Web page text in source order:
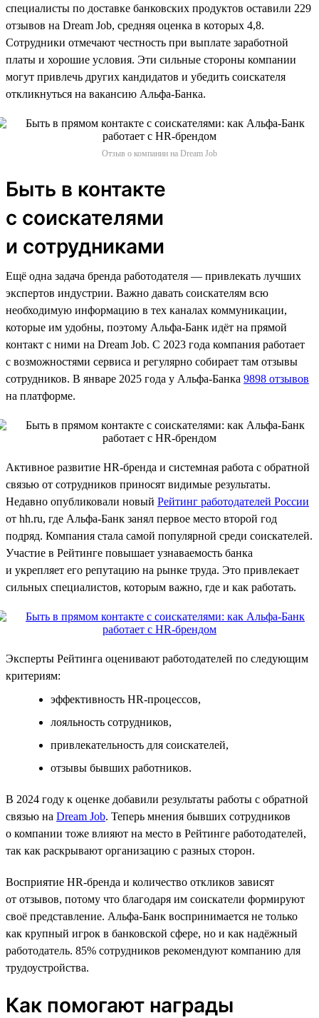
специалисты по доставке банковских продуктов оставили 229
отзывов на Dream Job, средняя оценка в которых 4,8.
Сотрудники отмечают честность при выплате заработной
платы и хорошие условия. Эти сильные стороны компании
могут привлечь других кандидатов и убедить соискателя
откликнуться на вакансию Альфа-Банка.
Отзыв о компании на Dream Job
Быть в контакте
с соискателями
и сотрудниками
Ещё одна задача бренда работодателя — привлекать лучших
экспертов индустрии. Важно давать соискателям всю
необходимую информацию в тех каналах коммуникации,
которые им удобны, поэтому Альфа-Банк идёт на прямой
контакт с ними на Dream Job. С 2023 года компания работает
с возможностями сервиса и регулярно собирает там отзывы
сотрудников. В январе 2025 года у Альфа-Банка 9898 отзывов
на платформе.
Активное развитие HR-бренда и системная работа с обратной
связью от сотрудников приносят видимые результаты.
Недавно опубликовали новый Рейтинг работодателей России
от hh.ru, где Альфа-Банк занял первое место второй год
подряд. Компания стала самой популярной среди соискателей.
Участие в Рейтинге повышает узнаваемость банка
и укрепляет его репутацию на рынке труда. Это привлекает
сильных специалистов, которым важно, где и как работать.
Эксперты Рейтинга оценивают работодателей по следующим
критериям:
эффективность HR-процессов,
лояльность сотрудников,
привлекательность для соискателей,
отзывы бывших работников.
В 2024 году к оценке добавили результаты работы с обратной
связью на Dream Job. Теперь мнения бывших сотрудников
о компании тоже влияют на место в Рейтинге работодателей,
так как раскрывают организацию с разных сторон.
Восприятие HR-бренда и количество откликов зависят
от отзывов, потому что благодаря им соискатели формируют
своё представление. Альфа-Банк воспринимается не только
как крупный игрок в банковской сфере, но и как надёжный
работодатель. 85% сотрудников рекомендуют компанию для
трудоустройства.
Как помогают награды